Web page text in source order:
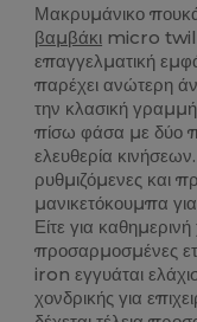
Μακρυμάνικο
βαμβάκι micro twill
επαγγελματική
παρέχει ανώτερη
την κλασική
πίσω φάσα με δύο
ελευθερία
ρυθμιζόμενες και
μανικετόκουμπα
Είτε για
προσαρμοσμένες
iron εγγυάται
χονδρικής για